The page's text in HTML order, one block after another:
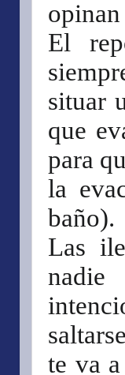
El
situar
que
para
la
baño).
Las
te va